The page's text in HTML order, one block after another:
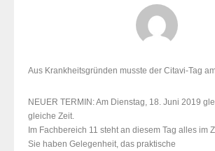
Aus Krankheitsgründen musste der Citavi-Tag
NEUER TERMIN: Am Dienstag, 18. Juni 2019
gleiche Zeit.
Im Fachbereich 11 steht an diesem Tag alles im
Sie haben Gelegenheit, das praktische